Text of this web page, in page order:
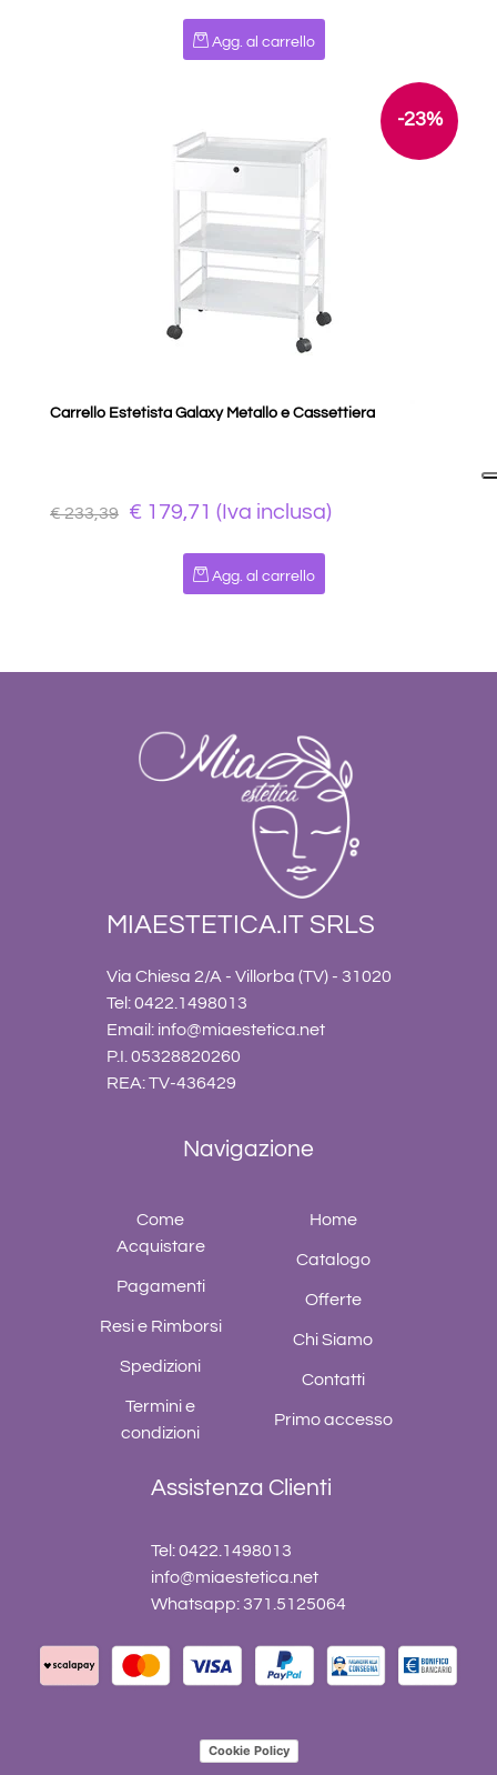
Quantità
Agg. al carrello
-23%
Carrello Estetista Galaxy Metallo e Cassettiera
€ 233,39 € 179,71 (Iva inclusa)
Quantità
Agg. al carrello
MIAESTETICA.IT SRLS
Via Chiesa 2/A - Villorba (TV) - 31020
Tel: 0422.1498013
Email: info@miaestetica.net
P.I. 05328820260
REA: TV-436429
Navigazione
Come
Acquistare
Pagamenti
Resi e Rimborsi
Spedizioni
Termini e
condizioni
Home
Catalogo
Offerte
Chi Siamo
Contatti
Primo accesso
Assistenza Clienti
Tel: 0422.1498013
info@miaestetica.net
Whatsapp: 371.5125064
Cookie Policy